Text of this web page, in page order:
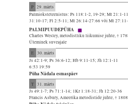
P 29. märts
Palmioksteteenistus: Ps 118:1-2, 19-29; Mt 21:1-
31:10-17; Fl 2:5-11; Mt 26:14-27:66 või Mt
PALMIPUUDEPÜHA
Charles Wesley, metodistliku liikumise juhte, †
Üleminek suveajale
E 30. märts
Js 42:1-9; Ps 36:6-12; Hb 9:11-15; Jh 12:1-11
6:53 19:59
Püha Nädala esmaspäev
T
31. märts
Js 49:1-7; Ps 71:1-14; 1Kr 1:18-31; Jh 12:20-36
Francis Asbury, Ameerika metodistide juhte, † 1808